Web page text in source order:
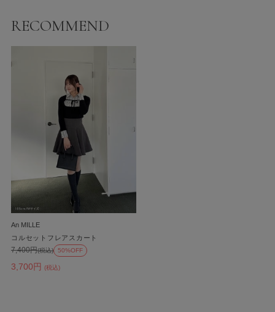
RECOMMEND
An MILLE
コルセットフレアスカート
3,700円 (税込)
7,400円(税込) 50%OFF